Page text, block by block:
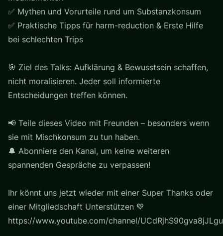
✅ Mythen und Vorurteile rund um Substanzkonsum
✅ Praktische Tipps für harm-reduction & Erste Hilfe
bei schlechten Trips
🎯 Ziel des Talks: Aufklärung & Bewusstsein schaffen,
nicht moralisieren. Jeder soll informierte
Entscheidungen treffen können.
📢 Teile dieses Video mit Freunden – besonders wenn
sie mit Mischkonsum zu tun haben.
🔔 Abonniere den Kanal, um keine weiteren
spannenden Gespräche zu verpassen!
Ihr könnt uns jetzt wieder mit einer Super Thanks oder
einer Mitgliedschaft Unterstützen 💚
https://www.youtube.com/channel/